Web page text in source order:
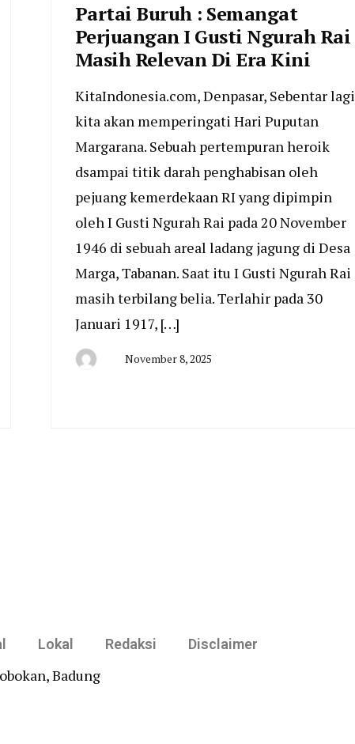
Partai Buruh : Semangat
Perjuangan I Gusti Ngurah Rai
Masih Relevan Di Era Kini
KitaIndonesia.com, Denpasar, Sebentar lagi
kita akan memperingati Hari Puputan
Margarana. Sebuah pertempuran heroik
dsampai titik darah penghabisan oleh
pejuang kemerdekaan RI yang dipimpin
oleh I Gusti Ngurah Rai pada 20 November
1946 di sebuah areal ladang jagung di Desa
Marga, Tabanan. Saat itu I Gusti Ngurah Rai
masih terbilang belia. Terlahir pada 30
Januari 1917, […]
November 8, 2025
Lokal Redaksi Disclaimer
Badung